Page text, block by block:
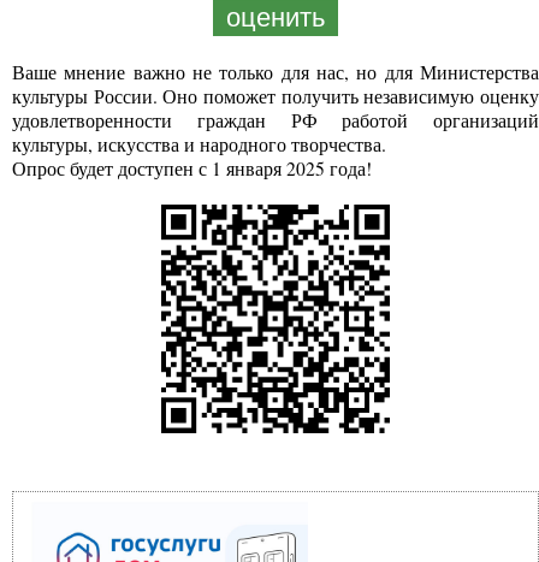
оценить
Ваше мнение важно не только для нас, но для Министерства
культуры России. Оно поможет получить независимую оценку
удовлетворенности граждан РФ работой организаций
культуры, искусства и народного творчества.
Опрос будет доступен с 1 января 2025 года!